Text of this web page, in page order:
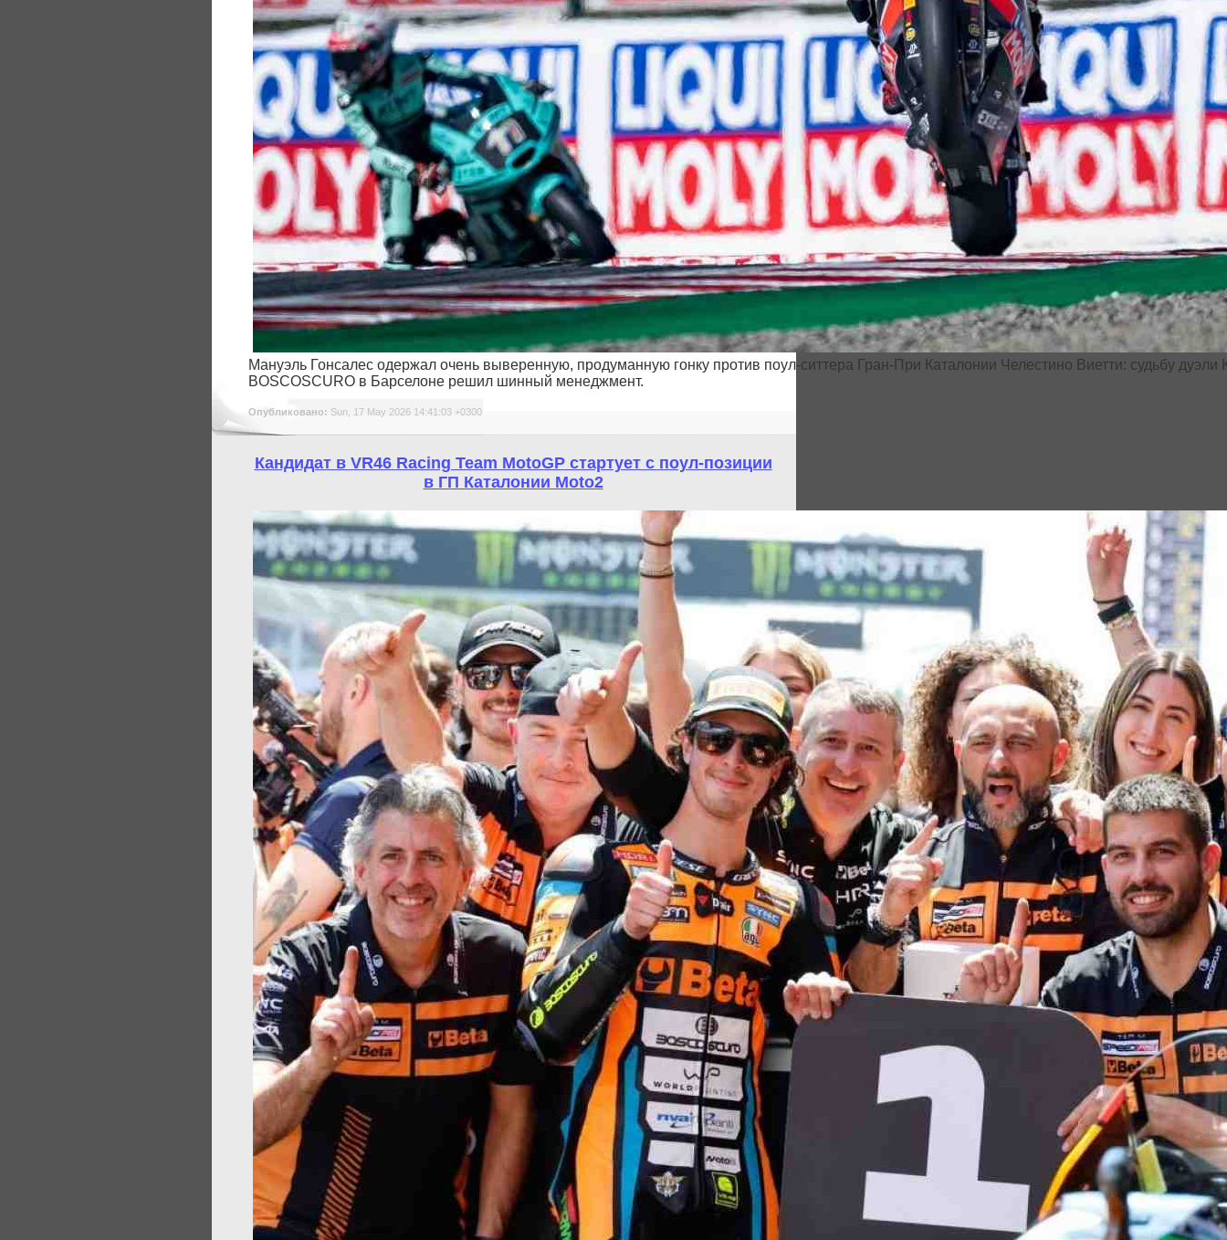
Мануэль Гонсалес одержал очень выверенную, продуманную гонку против поул-ситтера Гран-При Каталонии Челестино Виетти: судьбу дуэли
BOSCOSCURO в Барселоне решил шинный менеджмент.
Опубликовано: Sun, 17 May 2026 14:41:03 +0300
Кандидат в VR46 Racing Team MotoGP стартует с поул-позиции
в ГП Каталонии Moto2